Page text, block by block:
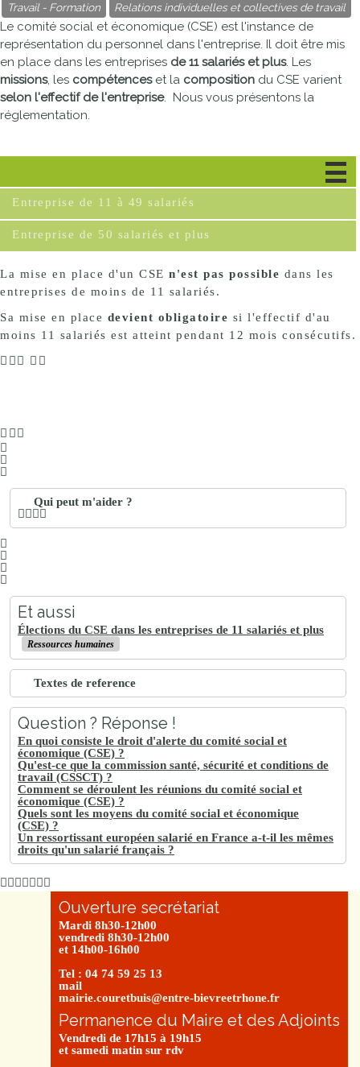
Travail - Formation Relations individuelles et collectives de travail
Le comité social et économique (CSE) est l'instance de
représentation du personnel dans l'entreprise. Il doit être mis
en place dans les entreprises de 11 salariés et plus. Les
missions, les compétenceset la composition du CSE varient
selon l'effectif de l'entreprise. Nous vous présentons la
réglementation.
Entreprise de 11 à 49 salariés
Entreprise de 50 salariés et plus
La mise en place d'un CSE n'est pas possible dans les
entreprises de moins de 11 salariés.
Sa mise en place devient obligatoire si l'effectif d'au
moins 11 salariés est atteint pendant 12 mois consécutifs.
Qui peut m'aider ?
Et aussi
Élections du CSE dans les entreprises de 11 salariés et plus
Ressources humaines
Textes de reference
Question ? Réponse !
En quoi consiste le droit d'alerte du comité social et
économique (CSE) ?
Qu'est-ce que la commission santé, sécurité et conditions de
travail (CSSCT) ?
Comment se déroulent les réunions du comité social et
économique (CSE) ?
Quels sont les moyens du comité social et économique
(CSE) ?
Un ressortissant européen salarié en France a-t-il les mêmes
droits qu'un salarié français ?
Ouverture secrétariat
Mardi 8h30-12h00
vendredi 8h30-12h00
et 14h00-16h00
Tel : 04 74 59 25 13
mail
mairie.couretbuis@entre-bievreetrhone.fr
Permanence du Maire et des Adjoints
Vendredi de 17h15 à 19h15
et samedi matin sur rdv